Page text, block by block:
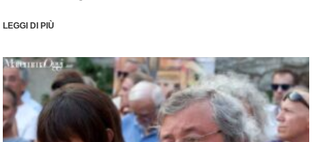
LEGGI DI PIÙ